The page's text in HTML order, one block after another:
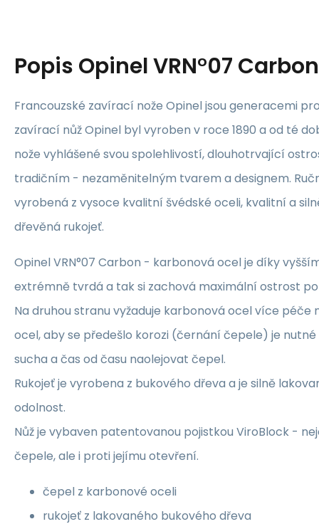
Popis Opinel VRN°07 Carbon
Francouzské zavírací nože Opinel jsou generacemi
zavírací nůž Opinel byl vyroben v roce 1890 a od té
nože vyhlášené svou spolehlivostí, dlouhotrvající
tradičním - nezaměnitelným tvarem a designem.
vyrobená z vysoce kvalitní švédské oceli, kvalitní a
dřevěná rukojeť.
Opinel VRN°07 Carbon - karbonová ocel je díky
extrémně tvrdá a tak si zachová maximální ostrost
Na druhou stranu vyžaduje karbonová ocel více péče
ocel, aby se předešlo korozi (černání čepele) je
sucha a čas od času naolejovat čepel.
Rukojeť je vyrobena z bukového dřeva a je silně
odolnost.
Nůž je vybaven patentovanou pojistkou ViroBlock -
čepele, ale i proti jejímu otevření.
čepel z karbonové oceli
rukojeť z lakovaného bukového dřeva